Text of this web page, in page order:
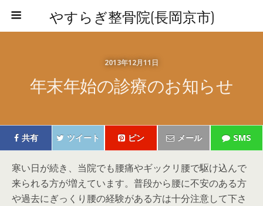
やすらぎ整骨院(長岡京市)
2013年12月11日
年末年始の診療のお知らせ
共有 ツイート ピン メール SMS
寒い日が続き、当院でも腰痛やギックリ腰で駆け込んで
来られる方が増えています。普段から腰に不安のある方
や過去にぎっくり腰の経験がある方は十分注意して下さ